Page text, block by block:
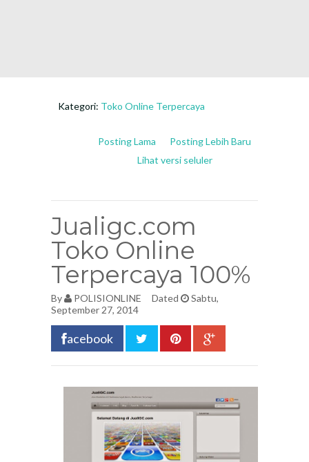
Kategori: Toko Online Terpercaya
Posting Lebih Baru
Posting Lama
Lihat versi seluler
Jualigc.com
Toko Online
Terpercaya 100%
By POLISIONLINE Dated
Sabtu,
September 27, 2014
acebook